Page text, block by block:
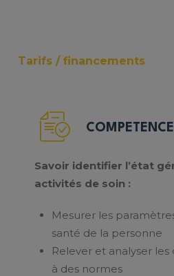
Tarifs / financements
Savoir identifier l’état
activités de soin :
Mesurer les
santé de la personne
Relever et analyser
à des normes